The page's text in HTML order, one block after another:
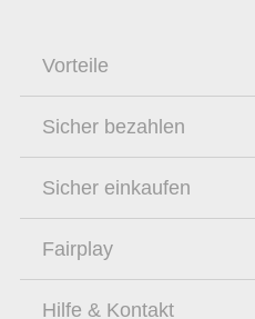
Vorteile
Sicher bezahlen
Sicher einkaufen
Fairplay
Hilfe & Kontakt